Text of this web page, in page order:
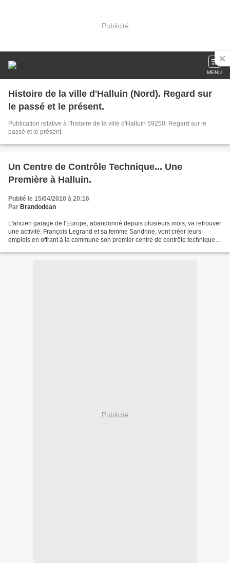
Publicité
MENU
Histoire de la ville d'Halluin (Nord). Regard sur
le passé et le présent.
Publication relative à l'histoire de la ville d'Halluin 59250. Regard sur le
passé et le présent.
Un Centre de Contrôle Technique... Une
Première à Halluin.
Publié le 15/04/2010 à 20:16
Par Brandodean
L'ancien garage de l'Europe, abandonné depuis plusieurs mois, va retrouver
une activité. François Legrand et sa femme Sandrine, vont créer leurs
emplois en offrant à la commune son premier centre de contrôle technique.
Publicité